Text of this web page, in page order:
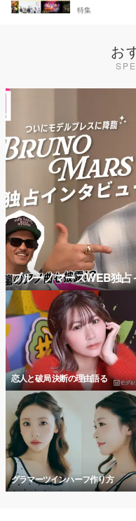
特集
お
ブルーノマーズWEB独
恋人と破局 決断の理由語る
グラマーツインハーフ作り方